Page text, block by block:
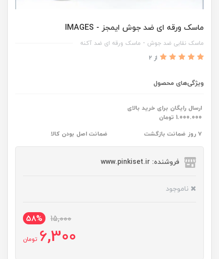
ماسک ورقه ای ضد جوش ایمجز - IMAGES
ماسک نقابی ضد جوش - ماسک ورقه ای ضد آکنه
از 2
ویژگی‌های محصول
ارسال رایگان برای خرید بالای
1.000.000 تومان
۷ روز ضمانت بازگشت ضمانت اصل بودن کالا
فروشنده: www.pinkiset.ir
ناموجود
15,000
58%
6,300 تومان